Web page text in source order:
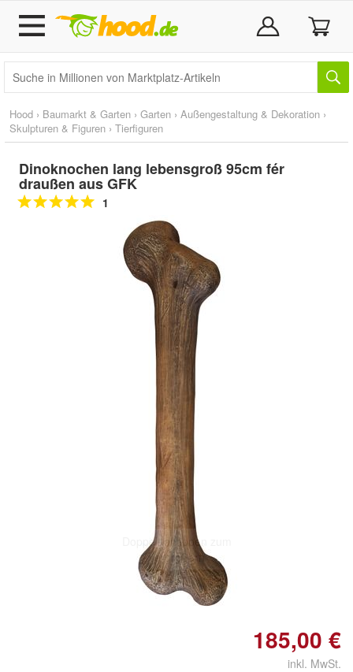
Hood › Baumarkt & Garten › Garten › Außengestaltung & Dekoration ›
Skulpturen & Figuren › Tierfiguren
Dinoknochen lang lebensgroß 95cm fér
draußen aus GFK
1
Doppelt antippen zum
vergrößern
185,00 €
inkl. MwSt.